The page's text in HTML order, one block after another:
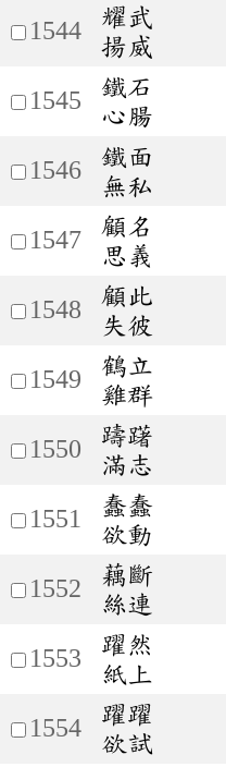
1544
耀武
揚威
1545
鐵石
心腸
1546
鐵面
無私
1547
顧名
思義
1548
顧此
失彼
1549
鶴立
雞群
1550
躊躇
滿志
1551
蠢蠢
欲動
1552
藕斷
絲連
1553
躍然
紙上
1554
躍躍
欲試